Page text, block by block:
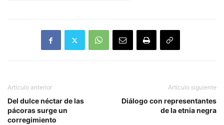
Artículo anterior
Del dulce néctar de las
pácoras surge un
corregimiento
Artículo siguiente
Diálogo con representantes
de la etnia negra